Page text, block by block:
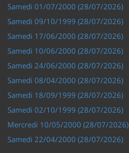
Samedi 01/07/2000 (28/07/2026)
Samedi 09/10/1999 (28/07/2026)
Samedi 17/06/2000 (28/07/2026)
Samedi 10/06/2000 (28/07/2026)
Samedi 24/06/2000 (28/07/2026)
Samedi 08/04/2000 (28/07/2026)
Samedi 18/09/1999 (28/07/2026)
Samedi 02/10/1999 (28/07/2026)
Mercredi 10/05/2000 (28/07/2026)
Samedi 22/04/2000 (28/07/2026)